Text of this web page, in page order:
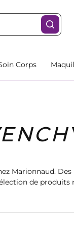
Corps
Marionnaud.
de produits